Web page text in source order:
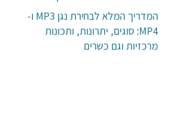
המדריך המלא לבחירת נגן MP3 ו-
MP4: סוגים, יתרונות, ותכונות
מרכזיות וגם כשרים